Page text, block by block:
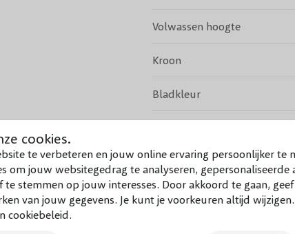
cookies.
te verbeteren en jouw online ervaring persoonlijker te
om jouw websitegedrag te analyseren,
te stemmen op jouw interesses. Door akkoord te gaan,
van jouw gegevens. Je kunt je voorkeuren altijd
cookiebeleid.
Volwassen hoogte
Kroon
Bladkleur
Vruchten
Giftigheid
Bekijk meer